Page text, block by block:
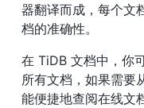
器翻译而成，每个文
档的准确性。
在 TiDB 文档中，你
所有文档，如果需
能便捷地查阅在线文